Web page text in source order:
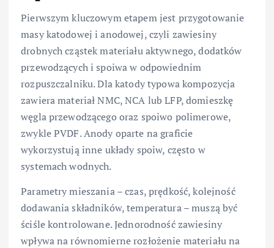
Pierwszym kluczowym etapem jest przygotowanie
masy katodowej i anodowej, czyli zawiesiny
drobnych cząstek materiału aktywnego, dodatków
przewodzących i spoiwa w odpowiednim
rozpuszczalniku. Dla katody typowa kompozycja
zawiera materiał NMC, NCA lub LFP, domieszkę
węgla przewodzącego oraz spoiwo polimerowe,
zwykle PVDF. Anody oparte na graficie
wykorzystują inne układy spoiw, często w
systemach wodnych.
Parametry mieszania – czas, prędkość, kolejność
dodawania składników, temperatura – muszą być
ściśle kontrolowane. Jednorodność zawiesiny
wpływa na równomierne rozłożenie materiału na